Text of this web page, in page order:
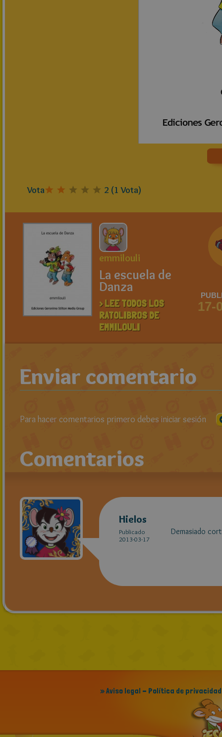
Vota 2 (1 Vota)
emmilouli
La escuela de
Danza
> LEE TODOS LOS
RATOLIBROS DE
EMMILOULI
17-
Enviar comentario
Para hacer comentarios primero debes iniciar sesión
Comentarios
Hielos
Publicado
2013-03-17
Demasiado
» Aviso legal - Política de privacidad